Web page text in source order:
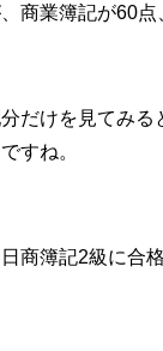
商業簿記が60点
だけを見てみ
すね。
商簿記2級に合